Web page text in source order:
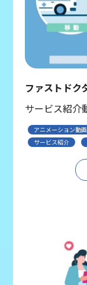
ファストドク
サービス紹介
アニメーション動画
サービス紹介